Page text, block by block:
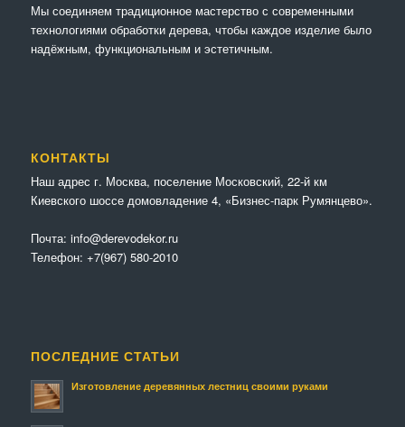
Мы соединяем традиционное мастерство с современными
технологиями обработки дерева, чтобы каждое изделие было
надёжным, функциональным и эстетичным.
КОНТАКТЫ
Наш адрес г. Москва, поселение Московский, 22-й км
Киевского шоссе домовладение 4, «Бизнес-парк Румянцево».
Почта: info@derevodekor.ru
Телефон: +7(967) 580-2010
ПОСЛЕДНИЕ СТАТЬИ
Изготовление деревянных лестниц своими руками